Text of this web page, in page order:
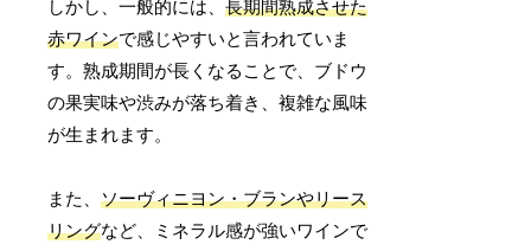
しかし、一般的には、長期間熟成させた
赤ワインで感じやすいと言われていま
す。熟成期間が長くなることで、ブドウ
の果実味や渋みが落ち着き、複雑な風味
が生まれます。
また、ソーヴィニヨン・ブランやリース
リングなど、ミネラル感が強いワインで